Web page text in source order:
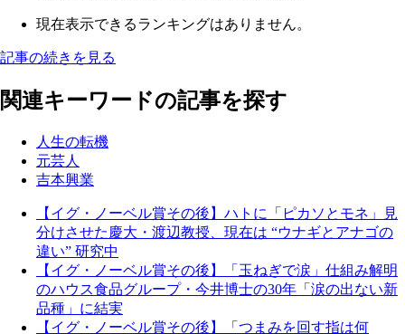
現在表示できるランキングはありません。
記事の続きを見る
関連キーワードの記事を探す
人生の転機
元芸人
吉本興業
【イグ・ノーベル賞その後】ハトに「ピカソとモネ」見
分けさせた慶大・渡辺教授、現在は “ウナギとアナゴの
違い” 研究中
【イグ・ノーベル賞その後】「玉ねぎで涙」仕組み解明
のハウス食品グループ・今井博士の30年「涙の出ない新
品種」に結実
【イグ・ノーベル賞その後】「つまみを回す指は何